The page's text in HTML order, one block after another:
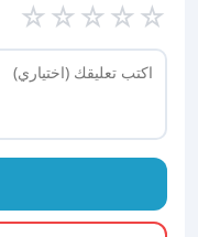
☆
☆
☆
☆
☆